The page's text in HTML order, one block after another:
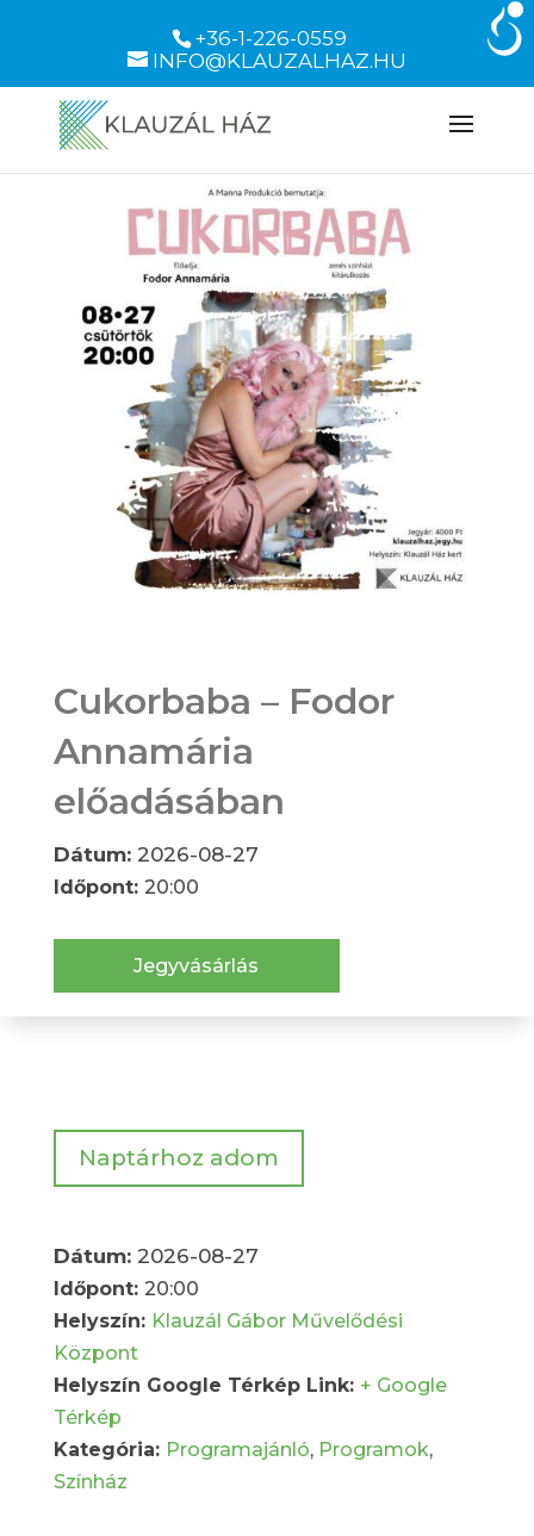
+36-1-226-0559
INFO@KLAUZALHAZ.HU
Cukorbaba – Fodor
Annamária
előadásában
Dátum: 2026-08-27
Időpont: 20:00
Jegyvásárlás
Naptárhoz adom
Dátum: 2026-08-27
Időpont: 20:00
Helyszín: Klauzál Gábor Művelődési
Központ
Helyszín Google Térkép Link: + Google
Térkép
Kategória: Programajánló, Programok,
Színház